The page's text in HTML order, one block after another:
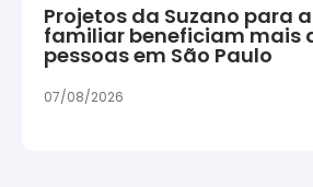
Projetos da Suzano para
familiar beneficiam mais
pessoas em São Paulo
07/08/2026